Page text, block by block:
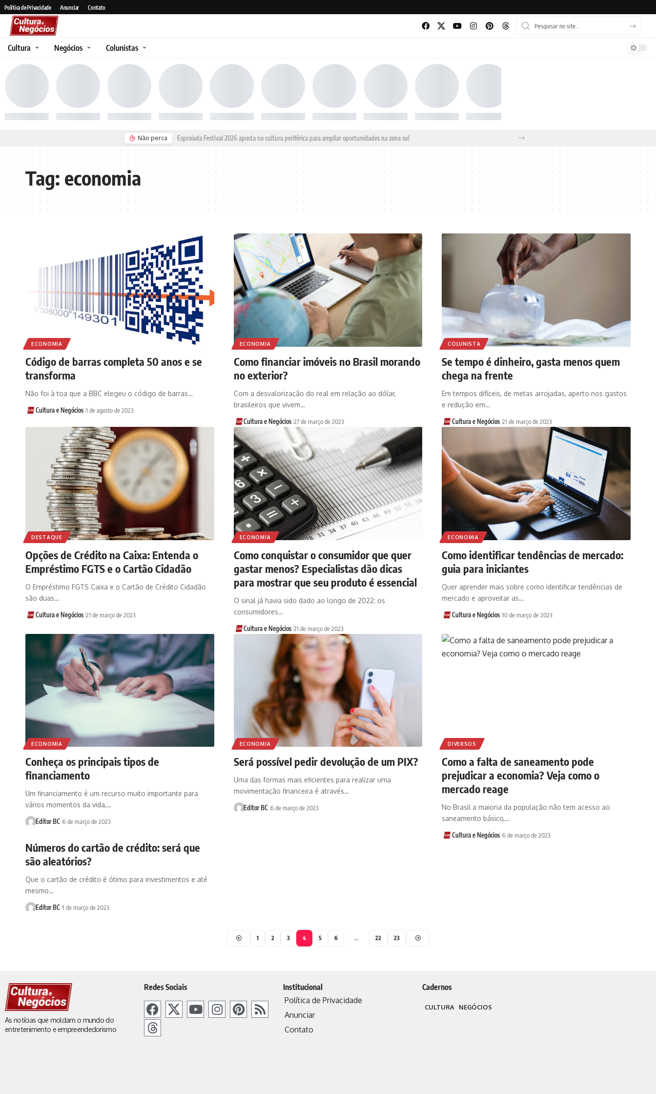
Política de Privacidade Anunciar Contato
Cultura Negócios Colunistas
Não perca Espraiada Festival 2026 aposta na cultura periférica para ampliar oportunidades na zona sul
Tag:economia
ECONOMIA
Código de barras completa 50 anos e se
transforma
Não foi à toa que a BBC elegeu o código de barras…
Cultura e Negócios 1 de agosto de 2023
ECONOMIA
Como financiar imóveis no Brasil morando
no exterior?
Com a desvalorização do real em relação ao dólar,
brasileiros que vivem…
Cultura e Negócios 27 de março de 2023
COLUNISTA
Se tempo é dinheiro, gasta menos quem
chega na frente
Em tempos difíceis, de metas arrojadas, aperto nos gastos
e redução em…
Cultura e Negócios 21 de março de 2023
DESTAQUE
Opções de Crédito na Caixa: Entenda o
Empréstimo FGTS e o Cartão Cidadão
O Empréstimo FGTS Caixa e o Cartão de Crédito Cidadão
são duas…
Cultura e Negócios 21 de março de 2023
ECONOMIA
Como conquistar o consumidor que quer
gastar menos? Especialistas dão dicas
para mostrar que seu produto é essencial
O sinal já havia sido dado ao longo de 2022: os
consumidores…
Cultura e Negócios 21 de março de 2023
ECONOMIA
Como identificar tendências de mercado:
guia para iniciantes
Quer aprender mais sobre como identificar tendências de
mercado e aproveitar as…
Cultura e Negócios 10 de março de 2023
ECONOMIA
Conheça os principais tipos de
financiamento
Um financiamento é um recurso muito importante para
vários momentos da vida,…
Editor BC 6 de março de 2023
ECONOMIA
Será possível pedir devolução de um PIX?
Uma das formas mais eficientes para realizar uma
movimentação financeira é através…
Editor BC 6 de março de 2023
DIVERSOS
Como a falta de saneamento pode
prejudicar a economia? Veja como o
mercado reage
No Brasil a maioria da população não tem acesso ao
saneamento básico,…
Cultura e Negócios 6 de março de 2023
Números do cartão de crédito: será que
são aleatórios?
Que o cartão de crédito é ótimo para investimentos e até
mesmo…
Editor BC 1 de março de 2023
1 2 3 4 5 6 … 22 23
As notícias que moldam o mundo do
entretenimento e empreendedorismo
Redes Sociais
Institucional
Política de Privacidade
Anunciar
Contato
Cadernos
CULTURA NEGÓCIOS